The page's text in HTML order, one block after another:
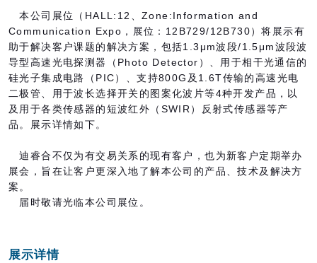
本公司展位（ HALL:12 、 Zone:Information and
Communication Expo ，展位： 12B729/12B730）将展示有
助于解决客户课题的解决方案，包括1.3μm波段/1.5μm波段波
导型高速光电探测器（ Photo Detector ）、用于相干光通信的
硅光子集成电路（ PIC）、支持800G 及 1.6T传输的高速光电
二极管、用于波长选择开关的图案化波片等4种开发产品，以
及用于各类传感器的短波红外（ SWIR）反射式传感器等产
品。展示详情如下。
迪睿合不仅为有交易关系的现有客户，也为新客户定期举办
展会，旨在让客户更深入地了解本公司的产品、技术及解决方
案。
届时敬请光临本公司展位。
展示详情